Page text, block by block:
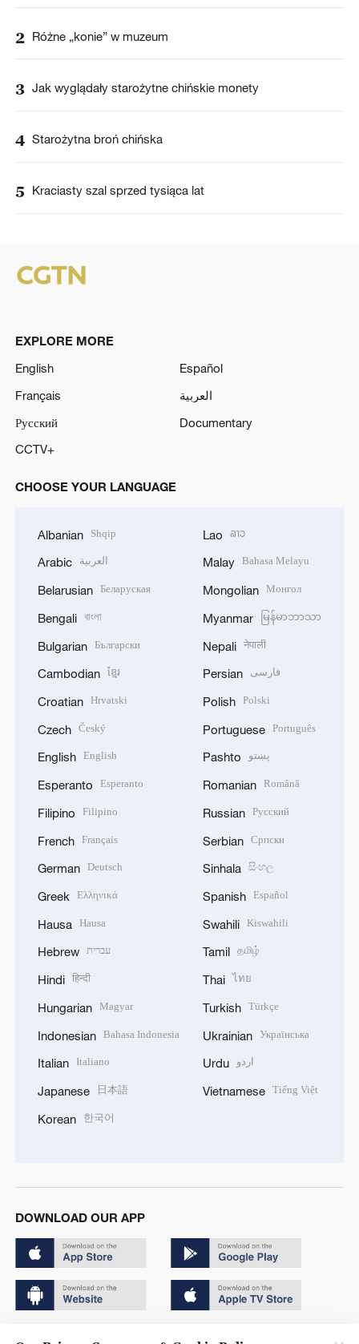
2 Różne „konie” w muzeum
3 Jak wyglądały starożytne chińskie monety
4 Starożytna broń chińska
5 Kraciasty szal sprzed tysiąca lat
EXPLORE MORE
English
Español
Français
العربية
Русский
Documentary
CCTV+
CHOOSE YOUR LANGUAGE
Albanian Shqip
Arabic العربية
Belarusian Беларуская
Bengali বাংলা
Bulgarian Български
Cambodian ខ្មែរ
Croatian Hrvatski
Czech Český
English English
Esperanto Esperanto
Filipino Filipino
French Français
German Deutsch
Greek Ελληνικά
Hausa Hausa
Hebrew עברית
Hindi हिन्दी
Hungarian Magyar
Indonesian Bahasa Indonesia
Italian Italiano
Japanese 日本語
Korean 한국어
Lao ລາວ
Malay Bahasa Melayu
Mongolian Монгол
Myanmar မြန်မာဘာသာ
Nepali नेपाली
Persian فارسی
Polish Polski
Portuguese Português
Pashto پښتو
Romanian Română
Russian Русский
Serbian Српски
Sinhala සිංහල
Spanish Español
Swahili Kiswahili
Tamil தமிழ்
Thai ไทย
Turkish Türkçe
Ukrainian Українська
Urdu اردو
Vietnamese Tiếng Việt
DOWNLOAD OUR APP